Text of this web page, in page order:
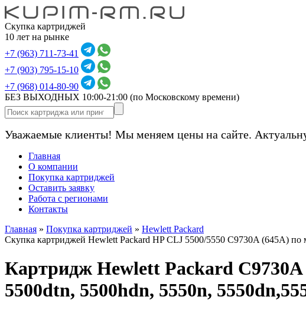
Скупка картриджей
10 лет на рынке
+7 (963) 711-73-41
+7 (903) 795-15-10
+7 (968) 014-80-90
БЕЗ ВЫХОДНЫХ 10:00-21:00 (по Московскому времени)
Уважаемые клиенты! Мы меняем цены на сайте.
Главная
О компании
Покупка картриджей
Оставить заявку
Работа с регионами
Контакты
Главная » Покупка картриджей » Hewlett Packard
Скупка картриджей Hewlett Packard HP CLJ 5500/5550 C9730A (645A)
Картридж Hewlett Packard C9730A
5500dtn, 5500hdn, 5550n,